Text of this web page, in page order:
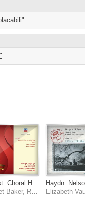
Holst: Choral Hymns From The Rig Veda; Savitri; Seven Part-Songs; The Evening Watch
Janet Baker, Robert Tear, Thomas Hemsley, The Purcell Singers, Imogen Holst